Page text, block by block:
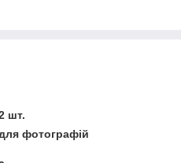
шт.
фотографій